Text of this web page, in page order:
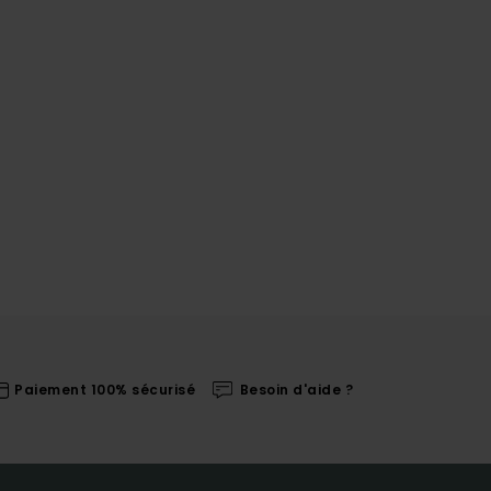
Paiement 100% sécurisé Besoin d'aide ?